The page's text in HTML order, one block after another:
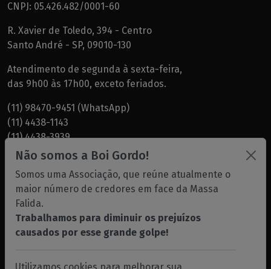
CNPJ: 05.426.482/0001-60
R. Xavier de Toledo, 394 - Centro
Santo André - SP, 09010-130
Atendimento de segunda à sexta-feira,
das 9h00 às 17h00, exceto feriados.
(11) 98470-9451 (WhatsApp)
(11) 4438-1143
(11) 4438-3939
(11) 4438-7819
Dr. Garcia -albg@albg.com.br
Dra. Natalia Pedroni -
Dra. Patricia Rodrigues -drapatricia@albg.com.br
Gabriela -gabriela@albg.com.br
abcalbg@uol.com.br
Não somos a Boi Gordo!
Somos uma Associação, que reúne atualmente o
maior número de credores em face da Massa
Falida.
Trabalhamos para diminuir os prejuízos
causados por esse grande golpe!